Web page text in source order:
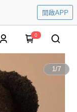
開啟APP
0
1/7